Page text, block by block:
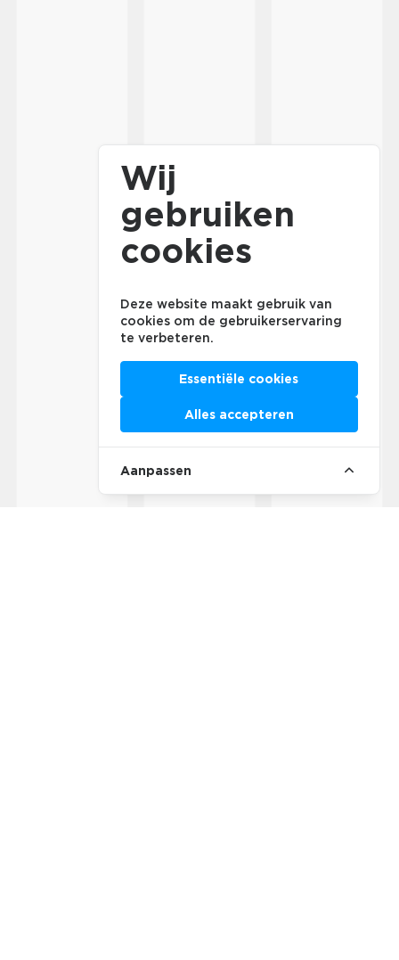
Wij
gebruiken
cookies
Deze website maakt gebruik van
cookies om de gebruikerservaring
te verbeteren.
Essentiële cookies
Alles accepteren
Aanpassen